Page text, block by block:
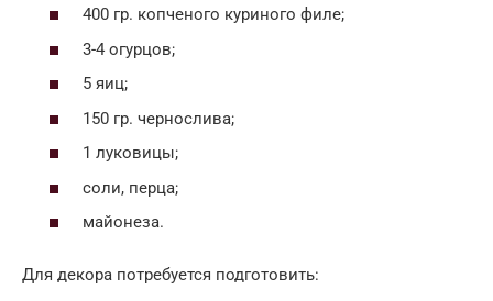
400 гр. копченого куриного филе;
3-4 огурцов;
5 яиц;
150 гр. чернослива;
1 луковицы;
соли, перца;
майонеза.
Для декора потребуется подготовить: